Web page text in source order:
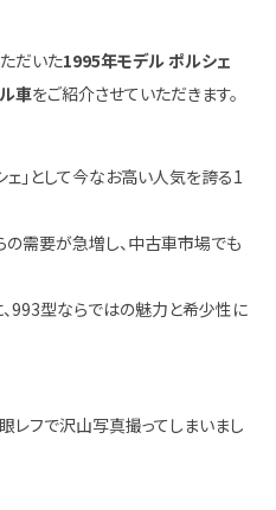
だいた1995年モデル ポルシェ
車をご紹介させていただきます。
ェ」として今なお高い人気を誇る1
需要が急増し、中古車市場でも
993型ならではの魅力と希少性に
レフで沢山写真撮ってしまいまし